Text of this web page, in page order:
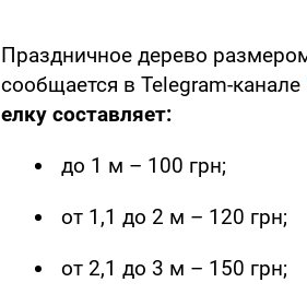
Праздничное дерево
сообщается в Telegram-канале
елку составляет:
до 1 м – 100 грн;
от 1,1 до 2 м – 120 грн;
от 2,1 до 3 м – 150 грн;